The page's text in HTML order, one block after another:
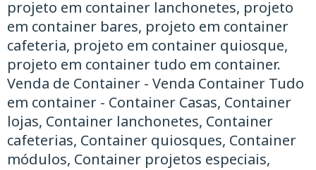
projeto em container lanchonetes, projeto
em container bares, projeto em container
cafeteria, projeto em container quiosque,
projeto em container tudo em container.
Venda de Container - Venda Container ​Tudo
em container - Container Casas, Container
lojas, Container lanchonetes, Container
cafeterias, Container quiosques, Container
módulos, Container projetos especiais,